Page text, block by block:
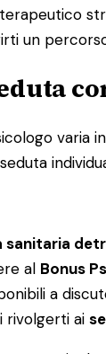
un
varia
sanitaria
al Bonus
a
rivolgerti ai